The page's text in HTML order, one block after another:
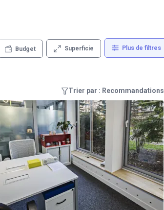
Budget Superficie Plus de filtres
Trier par : Recommandations